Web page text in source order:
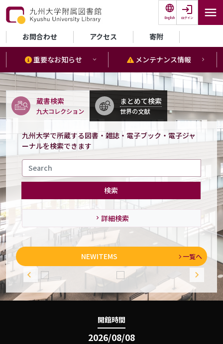
メインコンテンツに移動
English ログイン
セカンダリーメニュー
お問合わせ アクセス 寄附
重要なお知らせ メンテナンス情報
開館時間
2026/08/08
蔵書検索
九大コレクション
まとめて検索
世界の文献
九州大学で所蔵する図書・雑誌・電子ブック・電子ジャ
ーナルを検索できます
検索
詳細検索
NEWITEMS 一覧へ